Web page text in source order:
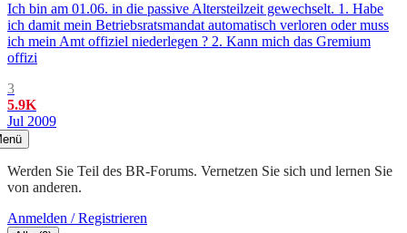
Ich bin am 01.06. in die passive Altersteilzeit gewechselt. 1. Habe
ich damit mein Betriebsratsmandat automatisch verloren oder muss
ich mein Amt offiziel niederlegen ? 2. Kann mich das Gremium
offizi
3
5.9K
Jul 2009
Werden Sie Teil des BR-Forums. Vernetzen Sie sich und lernen Sie
von anderen.
Anmelden / Registrieren